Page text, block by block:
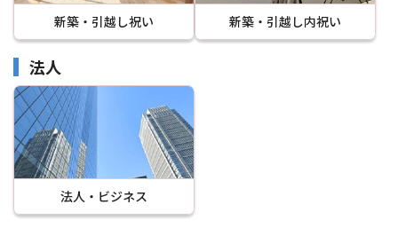
新築・引越し祝い 新築・引越し内祝い
法人
法人・ビジネス